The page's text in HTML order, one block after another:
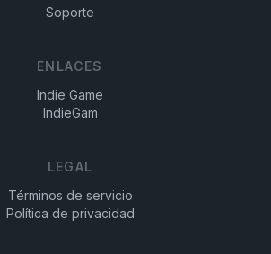
Soporte
ENLACES
Indie Game
IndieGam
LEGAL
Términos de servicio
Política de privacidad